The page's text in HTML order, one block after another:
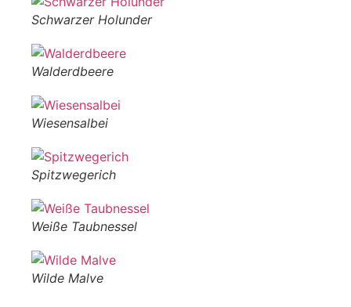
Schwarzer Holunder
Walderdbeere
Wiesensalbei
Spitzwegerich
Weiße Taubnessel
Wilde Malve